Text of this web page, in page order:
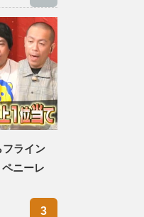
フライン
ニーレ